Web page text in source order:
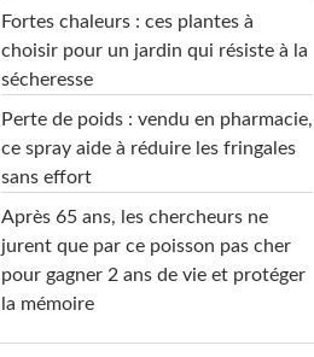
Fortes chaleurs : ces plantes à
choisir pour un jardin qui résiste à la
sécheresse
Perte de poids : vendu en pharmacie,
ce spray aide à réduire les fringales
sans effort
Après 65 ans, les chercheurs ne
jurent que par ce poisson pas cher
pour gagner 2 ans de vie et protéger
la mémoire